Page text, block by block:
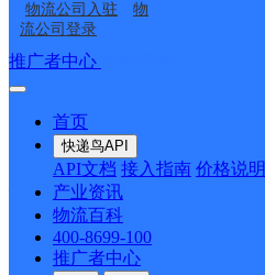
物流公司入驻
物
流公司登录
推广者中心
首页
快递鸟API
API文档 接入指南 价格说明
产业资讯
物流百科
400-8699-100
推广者中心
支局
贵州省普定县龙场邮政
中国邮政集团有限公司
接口API
API接口 DEMO下载
关于我们
公司介绍 企业动态
合作伙伴 快递鸟接口服务协议